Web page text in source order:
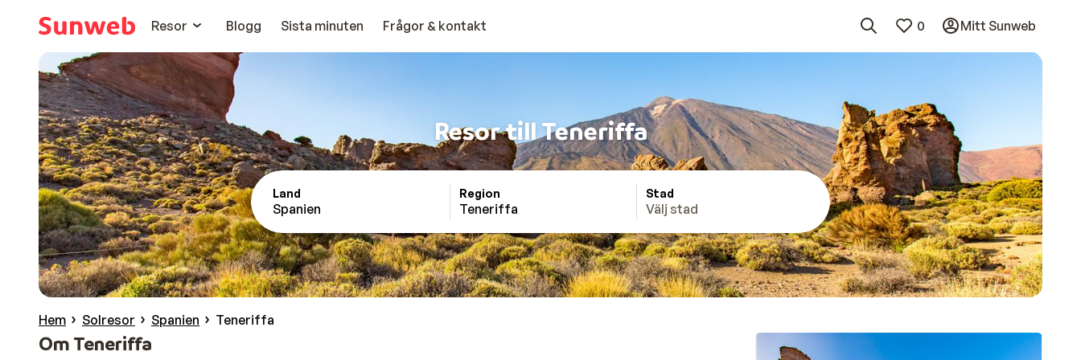
Resor
Blogg Sista minuten Frågor & kontakt 0 Mitt Sunweb
Resor till Teneriffa
Land
Spanien
Region
Teneriffa
Stad
Välj stad
Hem Solresor Spanien Teneriffa
Om Teneriffa